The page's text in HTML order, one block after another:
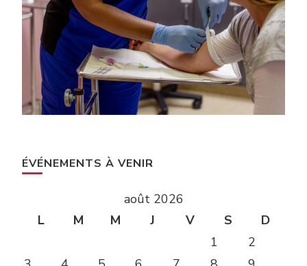
ÉVÉNEMENTS À VENIR
août 2026
L
M M J V S
D
1
2